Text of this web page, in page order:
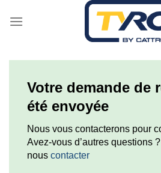
Votre demande de
été envoyée
Nous vous contacterons pour
Avez-vous d’autres questions
nous contacter